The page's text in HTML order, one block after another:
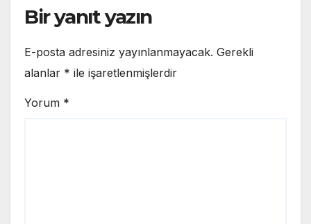
Bir yanıt yazın
E-posta adresiniz yayınlanmayacak. Gerekli
alanlar * ile işaretlenmişlerdir
Yorum *